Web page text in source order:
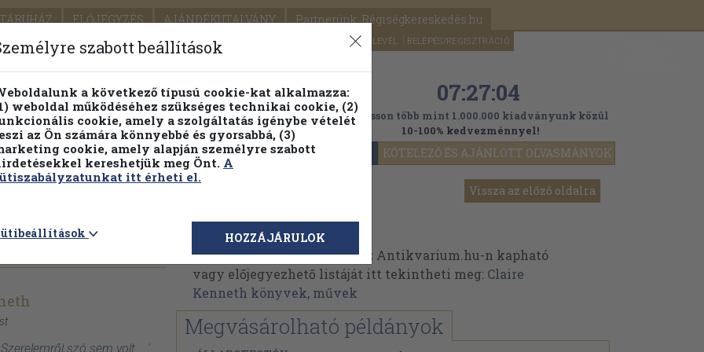
ELŐJEGYZÉS AJÁNDÉKUTALVÁNY Partnerünk: Régiségkereskedés.hu
SEGÍTSÉG HÍRLEVÉL BELÉPÉS/REGISZTRÁCIÓ
PILLANATNYI ÁRAINK FENNTARTHATÓ OLVASMÁNYOK KÖTELEZŐ ÉS AJÁNLOTT OLVASMÁNYOK
Részletes kereső Témaköri fa 07:27:02
Válogasson több mint 1.000.000 kiadványunk közül
10-100% kedvezménnyel!
Vissza az előző oldalra
volt...
szó sem volt... '
Claire Kenneth
Claire Kenneth műveinek az Antikvarium.hu-n kapható
vagy előjegyezhető listáját itt tekintheti meg: Claire
Kenneth könyvek, művek
Megvásárolható példányok
szabott beállítások
a következő típusú cookie-kat alkalmazza:
weboldal működéséhez szükséges technikai cookie, (2)
cookie, amely a szolgáltatás igénybe vételét
az Ön számára könnyebbé és gyorsabbá, (3)
cookie, amely alapján személyre szabott
kereshetjük meg Önt. A
itt érheti el.
HOZZÁJÁRULOK